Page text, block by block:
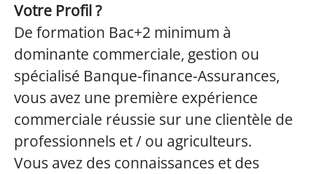
Votre Profil ?
De formation Bac+2 minimum à
dominante commerciale, gestion ou
spécialisé Banque-finance-Assurances,
vous avez une première expérience
commerciale réussie sur une clientèle de
professionnels et / ou agriculteurs.
Vous avez des connaissances et des